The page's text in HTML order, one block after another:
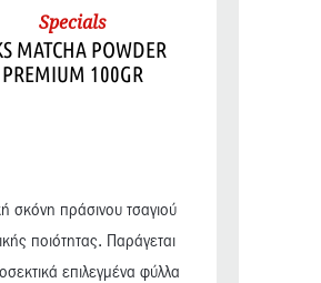
Specials
MATCHA POWDER
PREMIUM 100GR
σκόνη πράσινου τσαγιού
ποιότητας. Παράγεται
επιλεγμένα φύλλα